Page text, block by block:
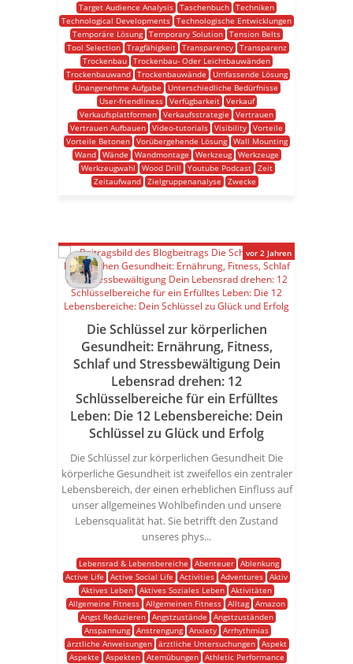
Target Audience Analysis Taschenbuch Techniken
Technological Developments Technologische Entwicklungen
Temporäre Lösung Temporary Solution Tension Belts
Tool Selection
Tragfähigkeit Transparency
Transparenz
Trockenbau Trockenbau- Oder Leichtbauwänden
Trockenbauwand
Trockenbauwände
Umfassende Lösung
Unangenehme Aufgabe
Unterschiedliche Bedürfnisse
User-friendliness
Verfügbarkeit
Verkauf
Verkaufsplattformen Verkaufsstrategie
Vertrauen
Vertrauen Aufbauen Video-tutorials Visibility Vorteile
Vorteile Betonen
Vorübergehende Lösung
Wall Mounting
Wand
Wände Wandmontage Werkzeug
Werkzeuge
Werkzeugwahl
Wood Drill Youtube Podcast
Zeit
Zeitaufwand
Zielgruppenanalyse Zwecke
Die Schlüssel zur körperlichen
Gesundheit: Ernährung, Fitness,
Schlaf und Stressbewältigung Dein
Lebensrad drehen: 12
Schlüsselbereiche für ein Erfülltes
Leben: Die 12 Lebensbereiche: Dein
Schlüssel zu Glück und Erfolg
Die Schlüssel zur körperlichen Gesundheit Die
körperliche Gesundheit ist zweifellos ein zentraler
Lebensbereich, der einen erheblichen Einfluss auf
unser allgemeines Wohlbefinden und unsere
Lebensqualität hat. Sie betrifft den Zustand
unseres phys...
Lebensrad & Lebensbereiche Abenteuer
Ablenkung
Active Life
Active Social Life Activities Adventures Aktiv
Aktives Leben Aktives Soziales Leben Aktivitäten
Allgemeine Fitness
Allgemeinen Fitness Alltag
Amazon
Angst Reduzieren
Angstzustände
Angstzuständen
Anspannung Anstrengung Anxiety Arrhythmias
ärztliche Anweisungen
ärztliche Untersuchungen
Aspekt
Aspekte
Aspekten Atemübungen
Athletic Performance
vor 2 Jahren